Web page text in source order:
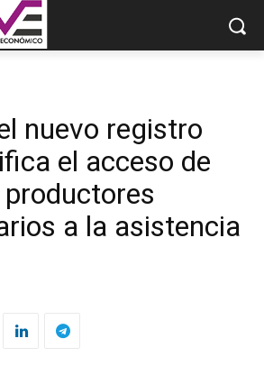
nuevo registro
el acceso de
a la asistencia